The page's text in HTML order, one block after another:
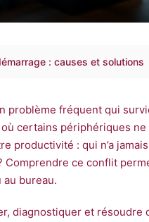
: causes et solutions
problème fréquent qui
certains périphériques
productivité : qui n’a
ce conflit
bureau.
diagnostiquer et